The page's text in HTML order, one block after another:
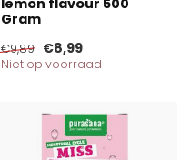
Gram
€9,89 €8,99
Niet op voorraad